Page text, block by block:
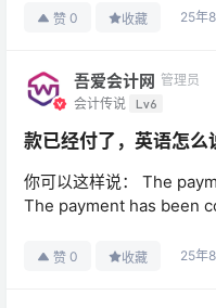
赞 0 收藏 25年
吾爱会计网 管理员
会计传说 Lv6
款已经付了，英语怎么
你可以这样说： The
The payment has been
赞 0 收藏 25年